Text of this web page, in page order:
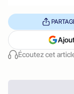
Écoutez cet